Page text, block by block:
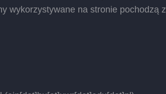
wykorzystywane na stronie pochodzą z